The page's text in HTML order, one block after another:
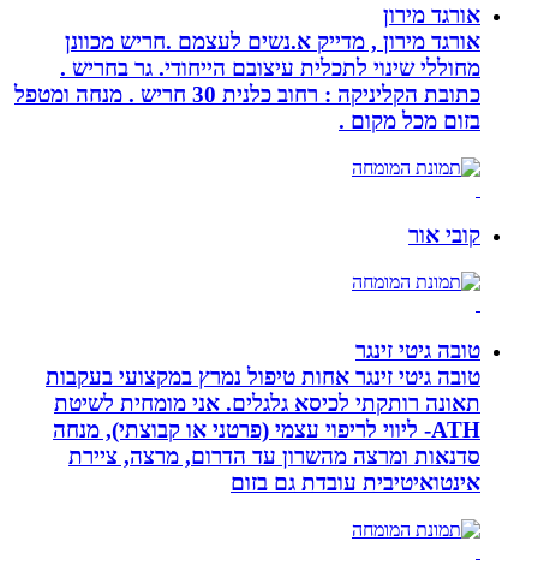
אורגד מירון
אורגד מירון , מדייק א.נשים לעצמם .חריש מכוונן
מחוללי שינוי לתכלית עיצובם הייחודי. גר בחריש .
כתובת הקליניקה : רחוב כלנית 30 חריש . מנחה ומטפל
בזום מכל מקום .
קובי אור
טובה גיטי זינגר
טובה גיטי זינגר אחות טיפול נמרץ במקצועי בעקבות
תאונה רותקתי לכיסא גלגלים. אני מומחית לשיטת
ATH- ליווי לריפוי עצמי (פרטני או קבוצתי), מנחה
סדנאות ומרצה מהשרון עד הדרום, מרצה, ציירת
אינטואיטיבית עובדת גם בזום